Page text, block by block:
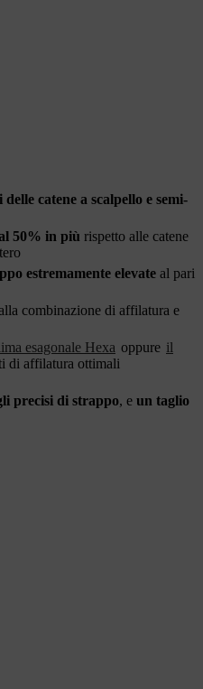
delle catene a scalpello e semi-
50% in più rispetto alle catene
estremamente elevate al pari
combinazione di affilatura e
esagonale Hexa oppure il
di affilatura ottimali
precisi di strappo, e un taglio